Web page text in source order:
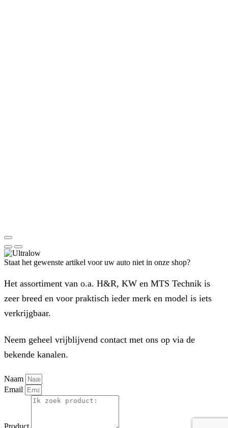
Staat het gewenste artikel voor uw auto niet in onze shop?
Het assortiment van o.a. H&R, KW en MTS Technik is
zeer breed en voor praktisch ieder merk en model is iets
verkrijgbaar.
Neem geheel vrijblijvend contact met ons op via de
bekende kanalen.
Naam
Email